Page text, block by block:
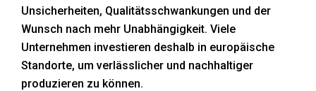
Unsicherheiten, Qualitätsschwankungen und der
Wunsch nach mehr Unabhängigkeit. Viele
Unternehmen investieren deshalb in europäische
Standorte, um verlässlicher und nachhaltiger
produzieren zu können.